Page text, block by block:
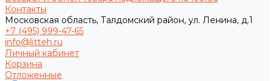
Контакты
Московская область, Талдомский район, ул. Ленина, д.1
+7 (495) 999-47-65
info@litteh.ru
Личный кабинет
Корзина
Отложенные